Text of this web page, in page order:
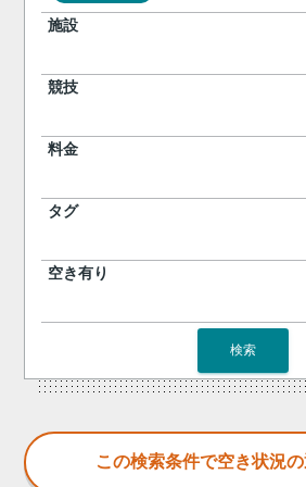
施設
競技
料金
タグ
空き有り
検索